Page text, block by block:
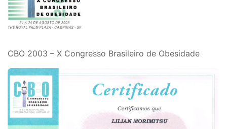
CBO 2003 – X Congresso Brasileiro de Obesidade